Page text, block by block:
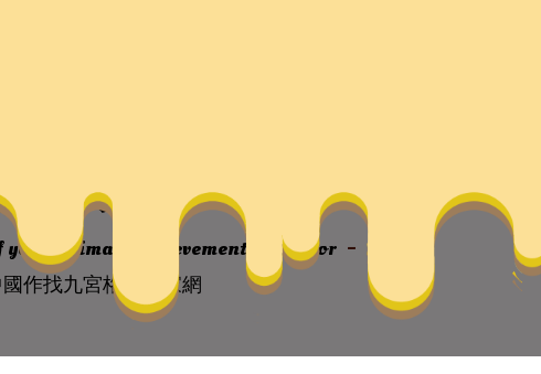
學》創刊40周年
座家網
ultimate achievements vapor
一條
作找九宮格講座家網